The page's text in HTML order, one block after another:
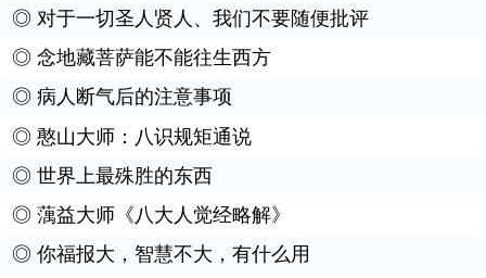
◎ 对于一切圣人贤人、我们不要随便批评
◎ 念地藏菩萨能不能往生西方
◎ 病人断气后的注意事项
◎ 憨山大师：八识规矩通说
◎ 世界上最殊胜的东西
◎ 蕅益大师《八大人觉经略解》
◎ 你福报大，智慧不大，有什么用